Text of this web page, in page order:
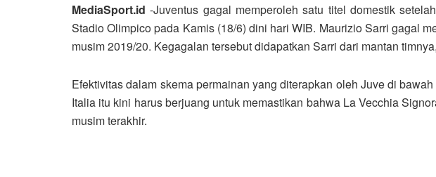
MediaSport.id -Juventus gagal memperoleh satu titel domestik
Stadio Olimpico pada Kamis (18/6) dini hari WIB. Maurizio Sarri gagal
musim 2019/20. Kegagalan tersebut didapatkan Sarri dari mantan
Efektivitas dalam skema permainan yang diterapkan oleh Juve di
Italia itu kini harus berjuang untuk memastikan bahwa La Vecchia
musim terakhir.